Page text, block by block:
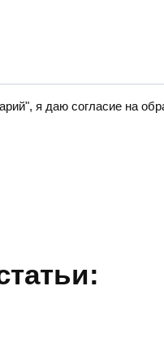
я даю согласие на